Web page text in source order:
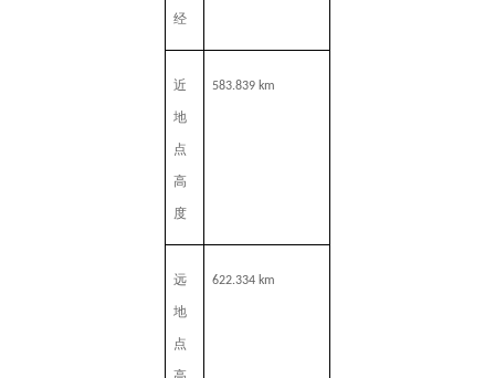
经
近
地
点
高
度
583.839 km
远
地
点
622.334 km